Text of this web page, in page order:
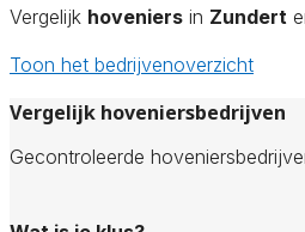
Vergelijk hoveniers in Zundert
Toon het bedrijvenoverzicht
Vergelijk hoveniersbedrijven
Gecontroleerde